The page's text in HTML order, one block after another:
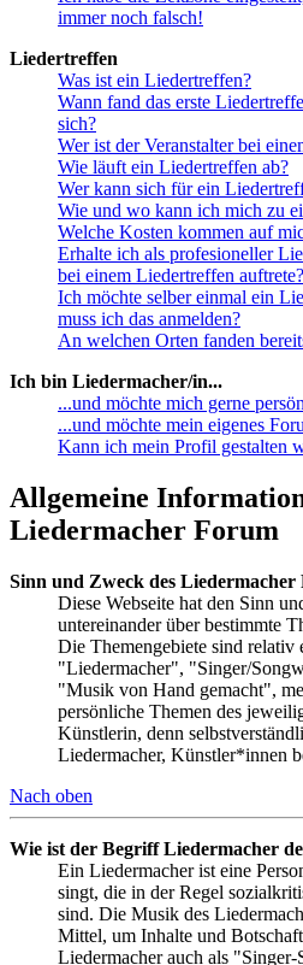
immer noch falsch!
Liedertreffen
Was ist ein Liedertreffen?
Wann fand das erste
sich?
Wer ist der Veranstalter bei
Wie läuft ein Liedertreffen ab?
Wer kann sich für ein
Wie und wo kann ich mich zu
Welche Kosten kommen auf
Erhalte ich als profesioneller
bei einem Liedertreffen auftrete?
Ich möchte selber einmal ein
muss ich das anmelden?
An welchen Orten fanden
Ich bin Liedermacher/in...
...und möchte mich gerne
...und möchte mein eigenes
Kann ich mein Profil gestalten
Allgemeine
Liedermacher Forum
Sinn und Zweck des Liedermacher
Diese Webseite hat den Sinn
untereinander über bestimmte
Die Themengebiete sind relativ
"Liedermacher", "Singer/
"Musik von Hand gemacht",
persönliche Themen des
Künstlerin, denn
Liedermacher, Künstler*innen
Nach oben
Wie ist der Begriff Liedermacher
Ein Liedermacher ist eine
singt, die in der Regel
sind. Die Musik des
Mittel, um Inhalte und
Liedermacher auch als